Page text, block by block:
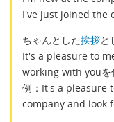
I've just joined the
ちゃんとした挨拶と
It's a pleasure to
working with youを
例：It's a pleasure
company and look